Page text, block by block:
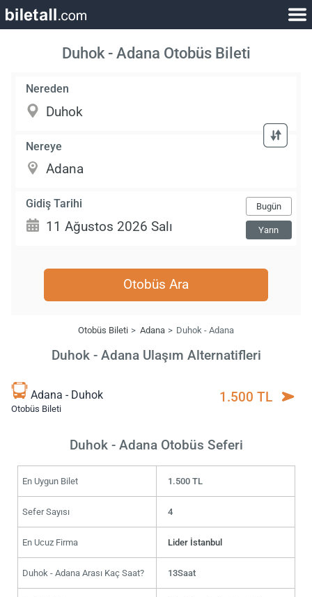
Duhok - Adana Otobüs Bileti
Nereden
Nereye
Gidiş Tarihi Bugün
Yarın
Otobüs Ara
Otobüs Bileti Adana Duhok - Adana
Duhok - Adana Ulaşım Alternatifleri
Adana - Duhok
Otobüs Bileti
1.500 TL
Duhok - Adana Otobüs Seferi
En Uygun Bilet 1.500 TL
Sefer Sayısı 4
En Ucuz Firma Lider İstanbul
Duhok - Adana Arası Kaç Saat? 13Saat